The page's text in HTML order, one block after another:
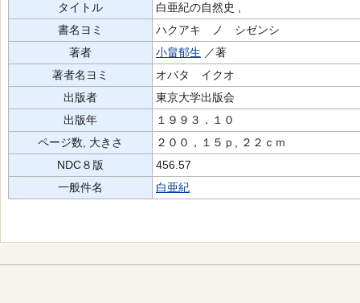
タイトル
白亜紀の自然史 ,
書名ヨミ
ハクアキ ノ シゼンシ
著者
小畠郁生 ／著
著者名ヨミ
オバタ イクオ
出版者
東京大学出版会
出版年
１９９３．１０
ページ数, 大きさ
２００，１５ｐ, ２２ｃｍ
NDC８版
456.57
一般件名
白亜紀